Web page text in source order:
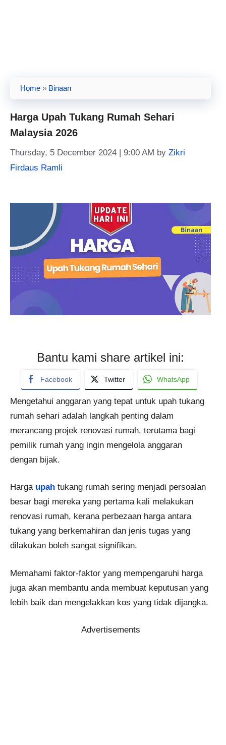
Home » Binaan
Harga Upah Tukang Rumah Sehari
Malaysia 2026
Thursday, 5 December 2024 | 9:00 AM by Zikri
Firdaus Ramli
Bantu kami share artikel ini:
Facebook Twitter WhatsApp
Mengetahui anggaran yang tepat untuk upah tukang
rumah sehari adalah langkah penting dalam
merancang projek renovasi rumah, terutama bagi
pemilik rumah yang ingin mengelola anggaran
dengan bijak.
Harga upah tukang rumah sering menjadi persoalan
besar bagi mereka yang pertama kali melakukan
renovasi rumah, kerana perbezaan harga antara
tukang yang berkemahiran dan jenis tugas yang
dilakukan boleh sangat signifikan.
Memahami faktor-faktor yang mempengaruhi harga
juga akan membantu anda membuat keputusan yang
lebih baik dan mengelakkan kos yang tidak dijangka.
Advertisements